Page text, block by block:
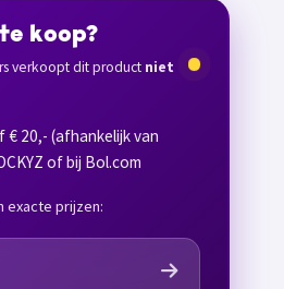
koop?
verkoopt dit product niet
20,- (afhankelijk van
of bij Bol.com
exacte prijzen: